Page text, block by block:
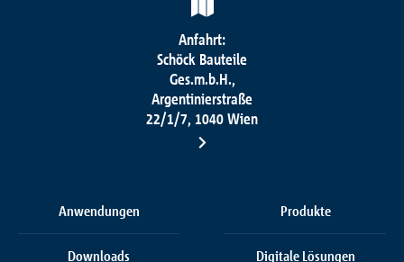
Anfahrt:
Schöck Bauteile
Ges.m.b.H.,
Argentinierstraße
22/1/7, 1040 Wien
Anwendungen Produkte
Downloads Digitale Lösungen